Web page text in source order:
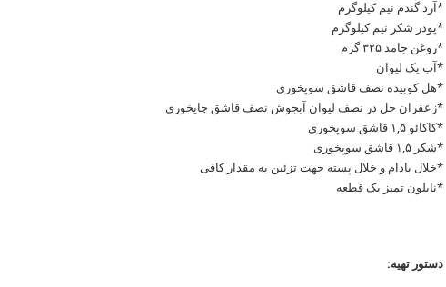
*آرد گندم نیم کیلوگرم
*پودر شکر نیم کیلوگرم
*روغن جامد ۳۲۵ گرم
*آب یک لیوان
*هل کوبیده نصف قاشق سوپخوری
*زعفران حل در نصف لیوان آبجوش نصف قاشق چایخوری
*کاکائو ۱,۵ قاشق سوپخوری
*شکر ۱,۵ قاشق سوپخوری
*خلال بادام و خلال پسته جهت تزئین به مقدار کافی
*نایلون تمیز یک قطعه
دستور تهیه: